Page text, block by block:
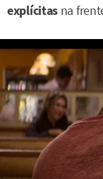
explícitas na